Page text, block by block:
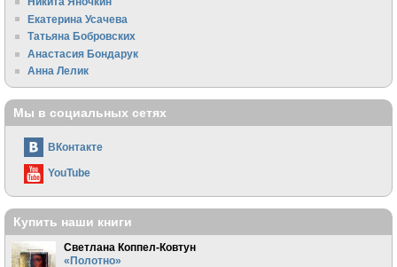
Екатерина Усачева
Татьяна Бобровских
Анастасия Бондарук
Анна Лелик
Мы в социальных сетях
ВКонтакте
YouTube
Купить наши книги
Светлана Коппел-Ковтун
«Полотно»